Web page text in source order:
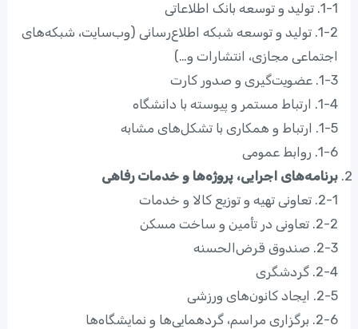
1-1. تولید و توسعه بانک اطلاعاتی
1-2. تولید و توسعه شبکه اطلاع‌رسانی (وب‌سایت، شبکه‌های
اجتماعی مجازی، انتشارات و…)
1-3. عضویت‌گیری و صدور کارت
1-4. ارتباط مستمر و پیوسته با دانشگاه
1-5. ارتباط و همکاری با تشکل‌های مشابه
1-6. روابط عمومی
برنامه‌های اجرایی، پروژه‌ها و خدمات رفاهی
2-1. تعاونی تهیه و توزیع کالا و خدمات
2-2. تعاونی در تأمین و ساخت مسکن
2-3. صندوق قرض‌الحسنه
2-4. گردشگری
2-5. ایجاد کانون‌های ورزشی
2-6. برگزاری مراسم، گردهمایی‌ها و نمایشگاه‌ها